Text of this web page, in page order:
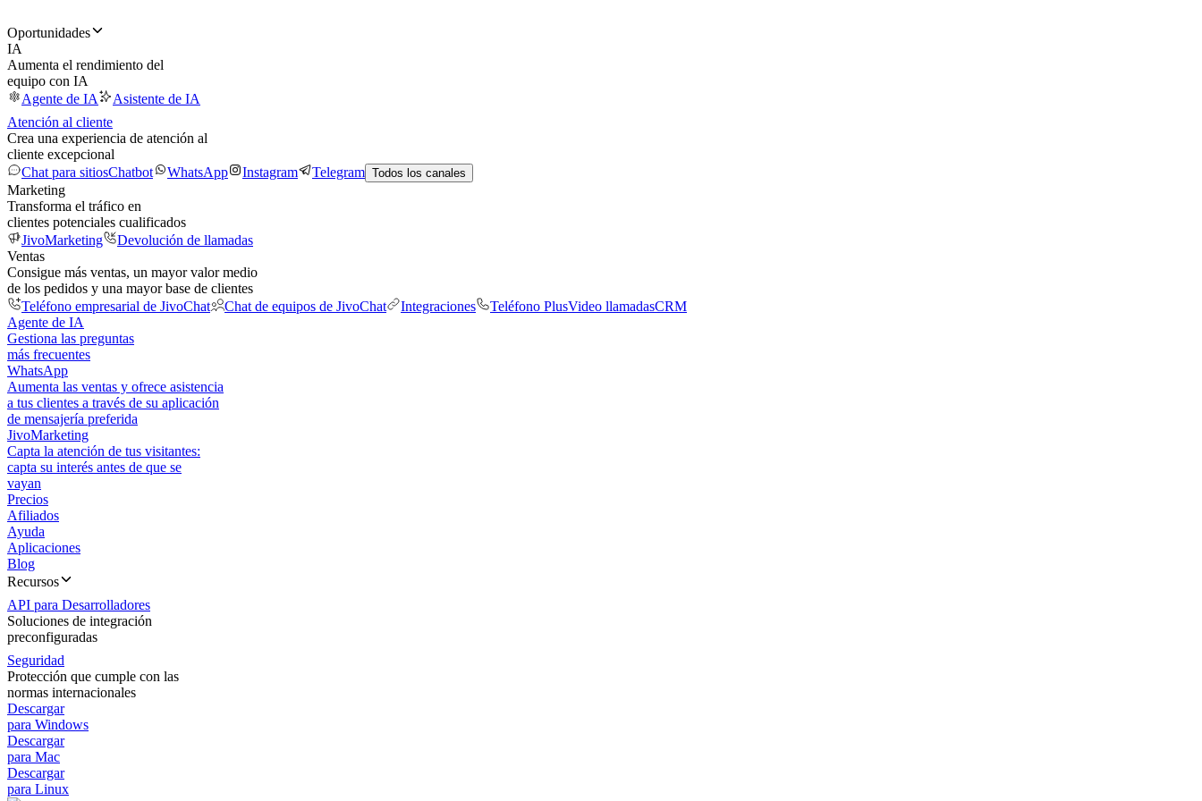
Oportunidades
IA
Aumenta el rendimiento del
equipo con IA
Agente de IA
Asistente de IA
Atención al cliente
Crea una experiencia de atención al
cliente excepcional
Chat para sitiosChatbot WhatsApp Instagram Telegram Todos los canales
Marketing
Transforma el tráfico en
clientes potenciales cualificados
JivoMarketing
Devolución de llamadas
Ventas
Consigue más ventas, un mayor valor medio
de los pedidos y una mayor base de clientes
Teléfono empresarial de JivoChat
Chat de equipos de JivoChat Integraciones Teléfono PlusVideo llamadasCRM
Agente de IA
Gestiona las preguntas
más frecuentes
WhatsApp
Aumenta las ventas y ofrece asistencia
a tus clientes a través de su aplicación
de mensajería preferida
JivoMarketing
Capta la atención de tus visitantes:
capta su interés antes de que se
vayan
Precios
Afiliados
Ayuda
Aplicaciones
Blog
Recursos
API para Desarrolladores
Soluciones de integración
preconfiguradas
Seguridad
Protección que cumple con las
normas internacionales
Descargar
para Windows
Descargar
para Mac
Descargar
para Linux